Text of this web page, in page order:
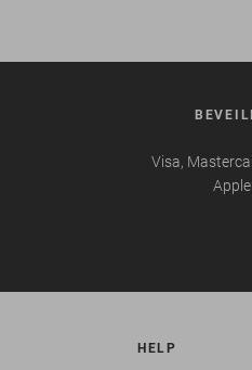
Visa,
HELP